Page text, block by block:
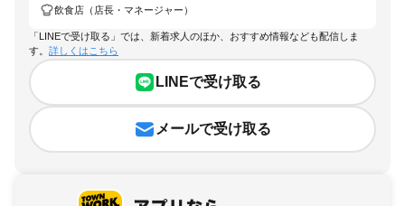
飲食店（店長・マネージャー）
「LINEで受け取る」では、新着求人のほか、おすすめ情報なども配信しま
す。 詳しくはこちら
LINEで受け取る
メールで受け取る